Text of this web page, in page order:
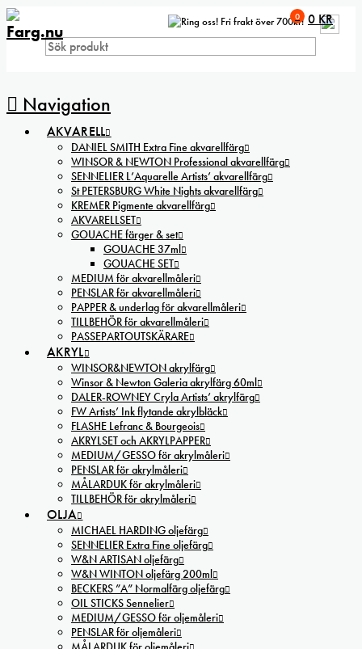
Fri frakt över 700kr!
Navigation
0 0 KR
AKVARELL
DANIEL SMITH Extra Fine akvarellfärg
WINSOR & NEWTON Professional akvarellfärg
SENNELIER L’Aquarelle Artists’ akvarellfärg
St PETERSBURG White Nights akvarellfärg
KREMER Pigmente akvarellfärg
AKVARELLSET
GOUACHE färger & set
GOUACHE 37ml
GOUACHE SET
MEDIUM för akvarellmåleri
PENSLAR för akvarellmåleri
PAPPER & underlag för akvarellmåleri
TILLBEHÖR för akvarellmåleri
PASSEPARTOUTSKÄRARE
AKRYL
WINSOR&NEWTON akrylfärg
Winsor & Newton Galeria akrylfärg 60ml
DALER-ROWNEY Cryla Artists’ akrylfärg
FW Artists’ Ink flytande akrylbläck
FLASHE Lefranc & Bourgeois
AKRYLSET och AKRYLPAPPER
MEDIUM/GESSO för akrylmåleri
PENSLAR för akrylmåleri
MÅLARDUK för akrylmåleri
TILLBEHÖR för akrylmåleri
OLJA
MICHAEL HARDING oljefärg
SENNELIER Extra Fine oljefärg
W&N ARTISAN oljefärg
W&N WINTON oljefärg 200ml
BECKERS ”A” Normalfärg oljefärg
OIL STICKS Sennelier
MEDIUM/GESSO för oljemåleri
PENSLAR för oljemåleri